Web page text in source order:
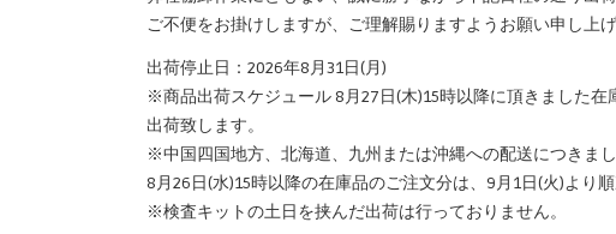
ご不便をお掛けしますが、ご理解賜りますようお願い申し上げ
出荷停止日：2026年8月31日(月)
※商品出荷スケジュール 8月27日(木)15時以降に頂きました在
出荷致します。
※中国四国地方、北海道、九州または沖縄への配送につきまし
8月26日(水)15時以降の在庫品のご注文分は、9月1日(火)より順
※検査キットの土日を挟んだ出荷は行っておりません。